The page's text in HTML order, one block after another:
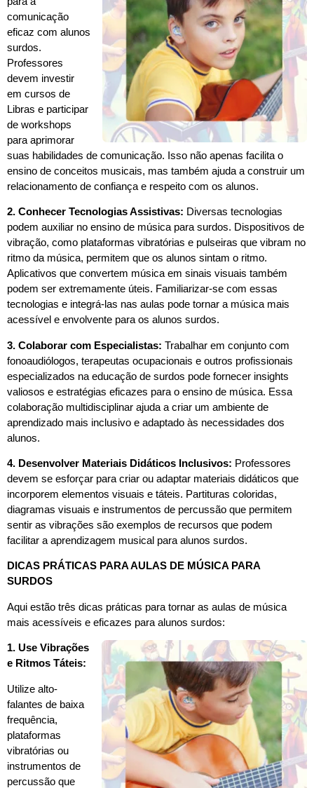
comunicação
eficaz com alunos
surdos.
Professores
devem investir
em cursos de
Libras e participar
de workshops
para aprimorar
suas habilidades de comunicação. Isso não apenas facilita o
ensino de conceitos musicais, mas também ajuda a construir um
relacionamento de confiança e respeito com os alunos.
2. Conhecer Tecnologias Assistivas: Diversas tecnologias
podem auxiliar no ensino de música para surdos. Dispositivos de
vibração, como plataformas vibratórias e pulseiras que vibram no
ritmo da música, permitem que os alunos sintam o ritmo.
Aplicativos que convertem música em sinais visuais também
podem ser extremamente úteis. Familiarizar-se com essas
tecnologias e integrá-las nas aulas pode tornar a música mais
acessível e envolvente para os alunos surdos.
3. Colaborar com Especialistas: Trabalhar em conjunto com
fonoaudiólogos, terapeutas ocupacionais e outros profissionais
especializados na educação de surdos pode fornecer insights
valiosos e estratégias eficazes para o ensino de música. Essa
colaboração multidisciplinar ajuda a criar um ambiente de
aprendizado mais inclusivo e adaptado às necessidades dos
alunos.
4. Desenvolver Materiais Didáticos Inclusivos: Professores
devem se esforçar para criar ou adaptar materiais didáticos que
incorporem elementos visuais e táteis. Partituras coloridas,
diagramas visuais e instrumentos de percussão que permitem
sentir as vibrações são exemplos de recursos que podem
facilitar a aprendizagem musical para alunos surdos.
DICAS PRÁTICAS PARA AULAS DE MÚSICA PARA
SURDOS
Aqui estão três dicas práticas para tornar as aulas de música
mais acessíveis e eficazes para alunos surdos:
1. Use Vibrações
e Ritmos Táteis:
Utilize alto-
falantes de baixa
frequência,
plataformas
vibratórias ou
instrumentos de
percussão que